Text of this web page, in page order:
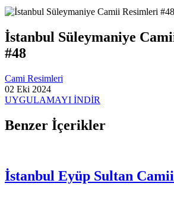
İstanbul Süleymaniye
#48
Cami Resimleri
02 Eki 2024
UYGULAMAYI İNDİR
Benzer İçerikler
İstanbul Eyüp Sultan